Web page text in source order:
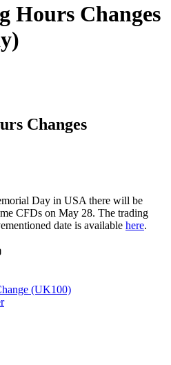
Hours Changes
Changes
Day in USA there will be
CFDs on May 28. The trading
date is available here.
(UK100)